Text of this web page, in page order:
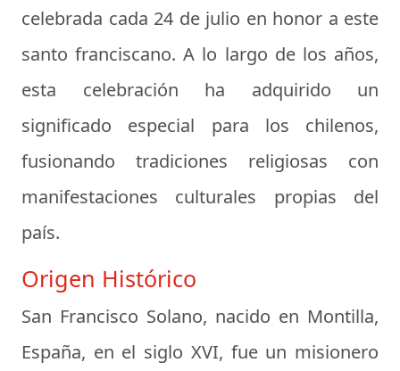
celebrada cada 24 de julio en honor a este
santo franciscano. A lo largo de los años,
esta celebración ha adquirido un
significado especial para los chilenos,
fusionando tradiciones religiosas con
manifestaciones culturales propias del
país.
Origen Histórico
San Francisco Solano, nacido en Montilla,
España, en el siglo XVI, fue un misionero